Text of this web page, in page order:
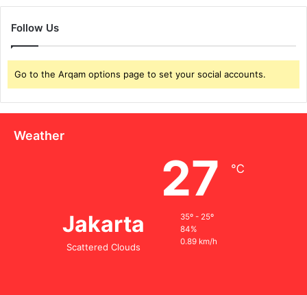
Follow Us
Go to the Arqam options page to set your social accounts.
Weather
Jakarta
Scattered Clouds
27 ℃
35º - 25º
84%
0.89 km/h